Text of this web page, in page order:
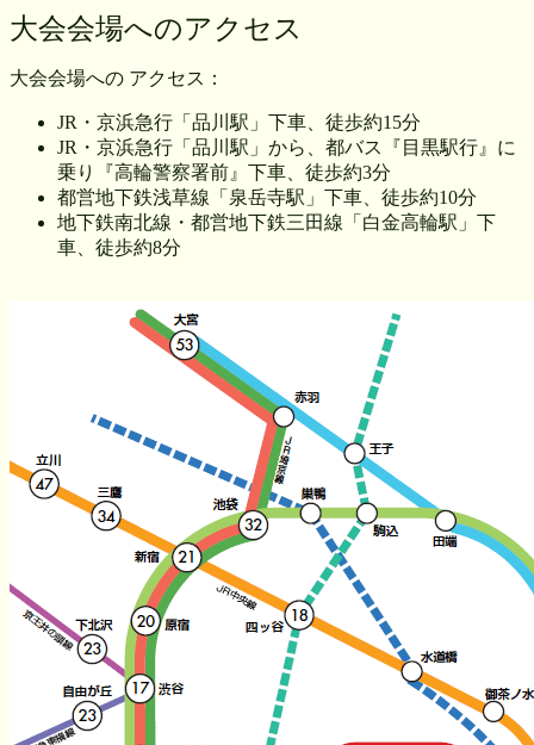
大会会場へのアクセス
大会会場への アクセス：
JR・京浜急行「品川駅」下車、徒歩約15分
JR・京浜急行「品川駅」から、都バス『目黒駅行』に
乗り『高輪警察署前』下車、徒歩約3分
都営地下鉄浅草線「泉岳寺駅」下車、徒歩約10分
地下鉄南北線・都営地下鉄三田線「白金高輪駅」下
車、徒歩約8分